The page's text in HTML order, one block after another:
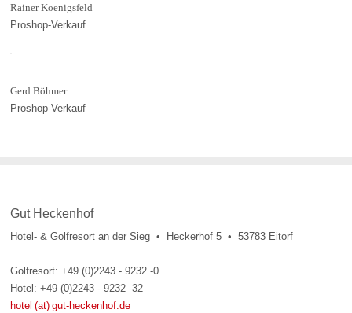
Rainer Koenigsfeld
Proshop-Verkauf
Gerd Böhmer
Proshop-Verkauf
Gut Heckenhof
Hotel- & Golfresort an der Sieg • Heckerhof 5 • 53783 Eitorf
Golfresort: +49 (0)2243 - 9232 -0
Hotel: +49 (0)2243 - 9232 -32
hotel (at) gut-heckenhof.de